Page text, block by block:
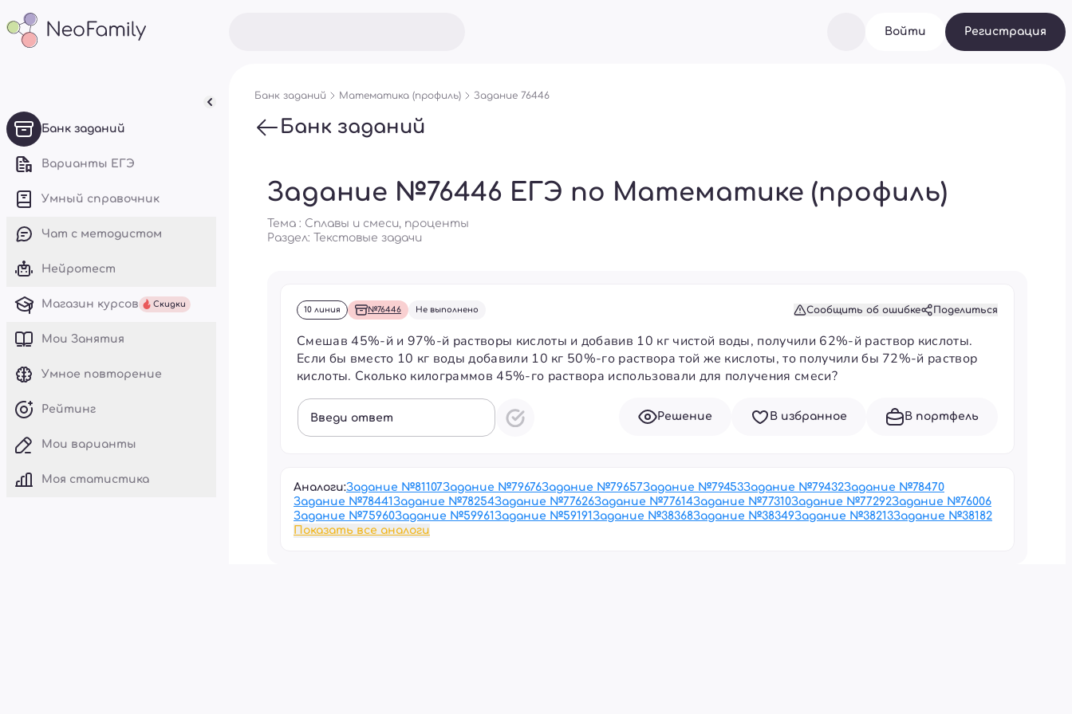
Банк заданий
Варианты ЕГЭ
Умный справочник
Чат с методистом
Нейротест
Магазин курсов Скидки
Mои Занятия
Умное повторение
Рейтинг
Мои варианты
Моя статистика
Войти Регистрация
Банк заданий Математика (профиль) Задание 76446
Банк заданий
Задание №76446 ЕГЭ по Математике (профиль)
Тема : Сплавы и смеси, проценты
Раздел:
Текстовые задачи
10 линия №76446 Не выполнено Сообщить об ошибке Поделиться
Смешав 45%-й и 97%-й растворы кислоты и добавив 10 кг чистой воды, получили 62%-й раствор кислоты.
Если бы вместо 10 кг воды добавили 10 кг 50%-го раствора той же кислоты, то получили бы 72%-й раствор
кислоты. Сколько килограммов 45%-го раствора использовали для получения смеси?
Введи ответ Решение В избранное В портфель
Аналоги:Задание №81107Задание №79676Задание №79657Задание №79453Задание №79432Задание №78470
Задание №78441Задание №78254Задание №77626Задание №77614Задание №77310Задание №77292Задание №76006
Задание №75960Задание №59961Задание №59191Задание №38368Задание №38349Задание №38213Задание №38182
Показать все аналоги